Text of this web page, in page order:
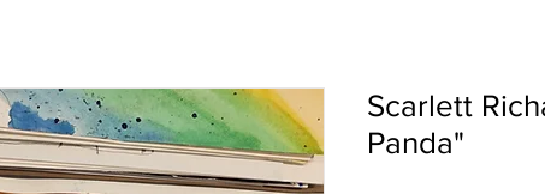
Scarlett
Panda"